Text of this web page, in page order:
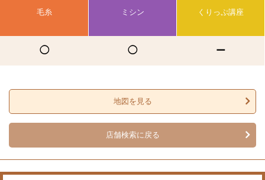
毛糸 ミシン くりっぷ講座
◯ ◯ ー
地図を見る
店舗検索に戻る